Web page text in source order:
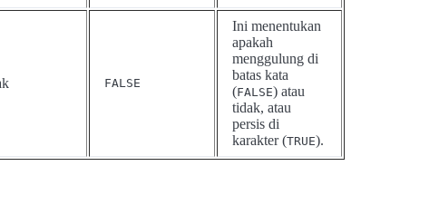
FALSE
Ini menentukan
apakah
menggulung di
batas kata
(FALSE) atau
tidak, atau
persis di
karakter (TRUE).